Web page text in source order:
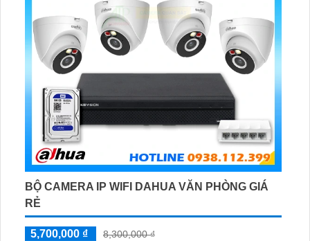
BỘ CAMERA IP WIFI DAHUA VĂN PHÒNG GIÁ
RẺ
5,700,000 ₫
8,300,000 ₫